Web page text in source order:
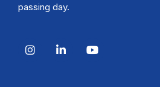
passing day.